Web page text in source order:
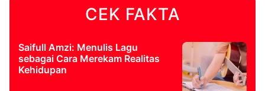
CEK FAKTA
Saifull Amzi: Menulis Lagu
sebagai Cara Merekam Realitas
Kehidupan